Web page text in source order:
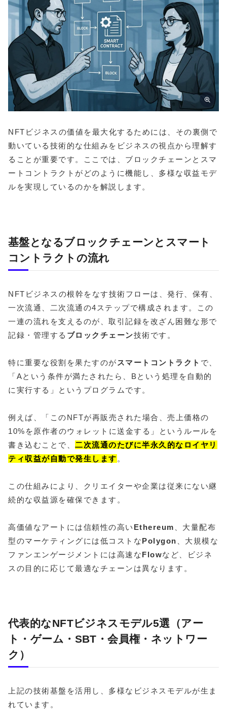
NFTビジネスの価値を最大化するためには、その裏側で
動いている技術的な仕組みをビジネスの視点から理解す
ることが重要です。ここでは、ブロックチェーンとスマ
ートコントラクトがどのように機能し、多様な収益モデ
ルを実現しているのかを解説します。
基盤となるブロックチェーンとスマート
コントラクトの流れ
NFTビジネスの根幹をなす技術フローは、発行、保有、
一次流通、二次流通の4ステップで構成されます。この
一連の流れを支えるのが、取引記録を改ざん困難な形で
記録・管理する ブロックチェーン技術です。
特に重要な役割を果たすのが スマートコントラクト で、
「Aという条件が満たされたら、Bという処理を自動的
に実行する」というプログラムです。
例えば、「このNFTが再販売された場合、売上価格の
10%を原作者のウォレットに送金する」というルールを
書き込むことで、 二次流通のたびに半永久的なロイヤリ
ティ収益が自動で発生します 。
この仕組みにより、クリエイターや企業は従来にない継
続的な収益源を確保できます。
高価値なアートには信頼性の高い Ethereum 、大量配布
型のマーケティングには低コストなPolygon 、大規模な
ファンエンゲージメントには高速なFlowなど、ビジネ
スの目的に応じて最適なチェーンは異なります。
代表的なNFTビジネスモデル5選（アー
ト・ゲーム・SBT・会員権・ネットワー
ク）
上記の技術基盤を活用し、多様なビジネスモデルが生ま
れています。